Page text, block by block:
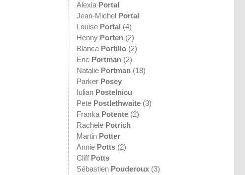
Alexia Portal
Jean-Michel Portal
Louise Portal (4)
Henny Porten (2)
Blanca Portillo (2)
Eric Portman (2)
Natalie Portman (18)
Parker Posey
Iulian Postelnicu
Pete Postlethwaite (3)
Franka Potente (2)
Rachele Potrich
Martin Potter
Annie Potts (2)
Cliff Potts
Sébastien Pouderoux (3)